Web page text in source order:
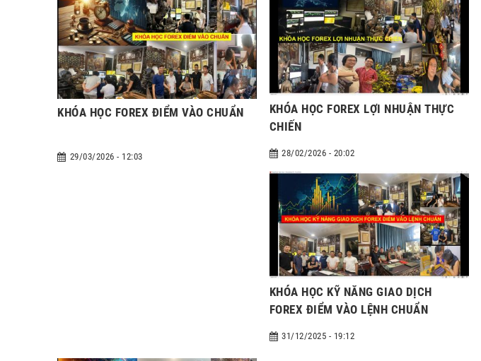
KHÓA HỌC FOREX ĐIỂM VÀO CHUẨN
29/03/2026 - 12:03
KHÓA HỌC FOREX LỢI NHUẬN THỰC
CHIẾN
28/02/2026 - 20:02
KHÓA HỌC KỸ NĂNG GIAO DỊCH
FOREX ĐIỂM VÀO LỆNH CHUẨN
31/12/2025 - 19:12